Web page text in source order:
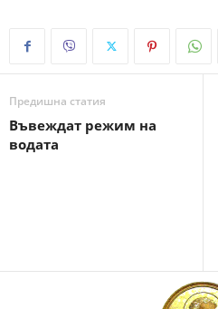
Предишна статия
Въвеждат режим на
водата